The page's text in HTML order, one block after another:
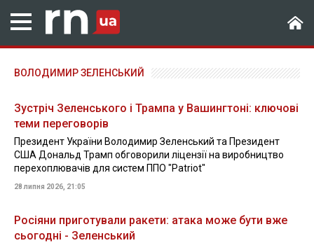
ВОЛОДИМИР ЗЕЛЕНСЬКИЙ
Зустріч Зеленського і Трампа у Вашингтоні: ключові
теми переговорів
Президент України Володимир Зеленський та Президент
США Дональд Трамп обговорили ліцензії на виробництво
перехоплювачів для систем ППО "Patriot"
28 липня 2026, 21:05
Росіяни приготували ракети: атака може бути вже
сьогодні - Зеленський